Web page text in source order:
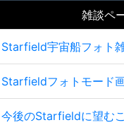
雑談ペ
Starfield宇宙船フォト
Starfieldフォトモード
今後のStarfieldに望む